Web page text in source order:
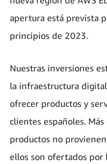
apertura está prevista
principios de 2023.
Nuestras inversiones
la infraestructura
ofrecer productos y
clientes españoles.
productos no
ellos son ofertados por